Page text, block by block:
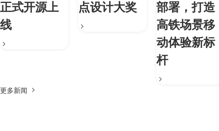
正式开源上
线
点设计大奖
部署，打造
高铁场景移
动体验新标
杆
更多新闻